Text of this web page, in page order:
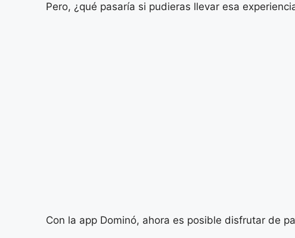
Pero, ¿qué pasaría si pudieras llevar esa
Con la app Dominó, ahora es posible disfrutar de